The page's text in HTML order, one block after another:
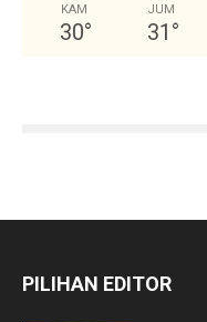
KAM
30°
JUM
31 °
PILIHAN EDITOR